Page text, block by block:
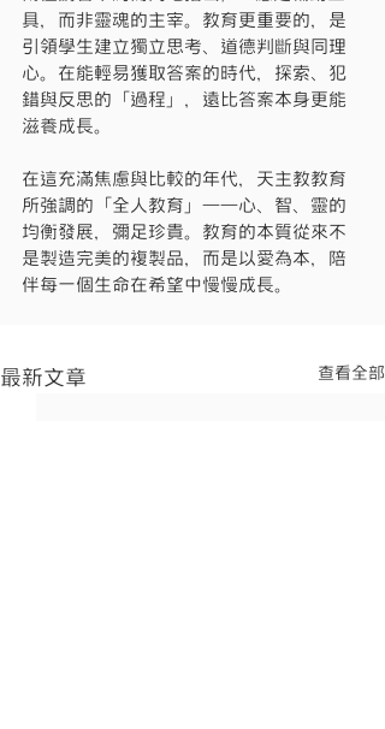
具，而非靈魂的主宰。教育更重要的，是
引領學生建立獨立思考、道德判斷與同理
心。在能輕易獲取答案的時代，探索、犯
錯與反思的「過程」，遠比答案本身更能
滋養成長。
在這充滿焦慮與比較的年代，天主教教育
所強調的「全人教育」——心、智、靈的
均衡發展，彌足珍貴。教育的本質從來不
是製造完美的複製品，而是以愛為本，陪
伴每一個生命在希望中慢慢成長。
最新文章 查看全部